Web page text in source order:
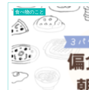
食べ物のこと